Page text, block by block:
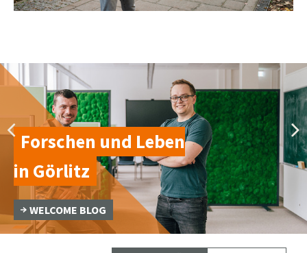
Forschen und Leben
in Görlitz
WELCOME BLOG